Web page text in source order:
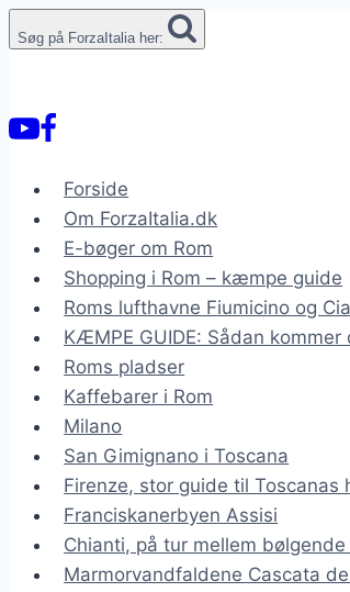
til
Søg på ForzaItalia her:
Forside
Om ForzaItalia.dk
E-bøger om Rom
Shopping i Rom – kæmpe guide
Roms lufthavne Fiumicino og
KÆMPE GUIDE: Sådan kommer
Roms pladser
Kaffebarer i Rom
Milano
San Gimignano i Toscana
Firenze, stor guide til Toscanas
Franciskanerbyen Assisi
Chianti, på tur mellem
Marmorvandfaldene Cascata